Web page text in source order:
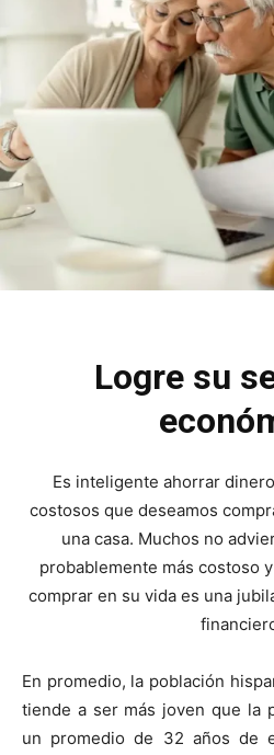
Logre su
Es inteligente ahorrar
costosos que deseamos
una casa. Muchos no
probablemente más costoso
comprar en su vida es una
En promedio, la población
tiende a ser más joven que la
un promedio de 32 años de